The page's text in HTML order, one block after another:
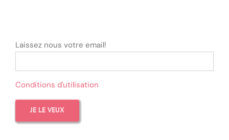
Laissez nous votre email!
Conditions d'utilisation